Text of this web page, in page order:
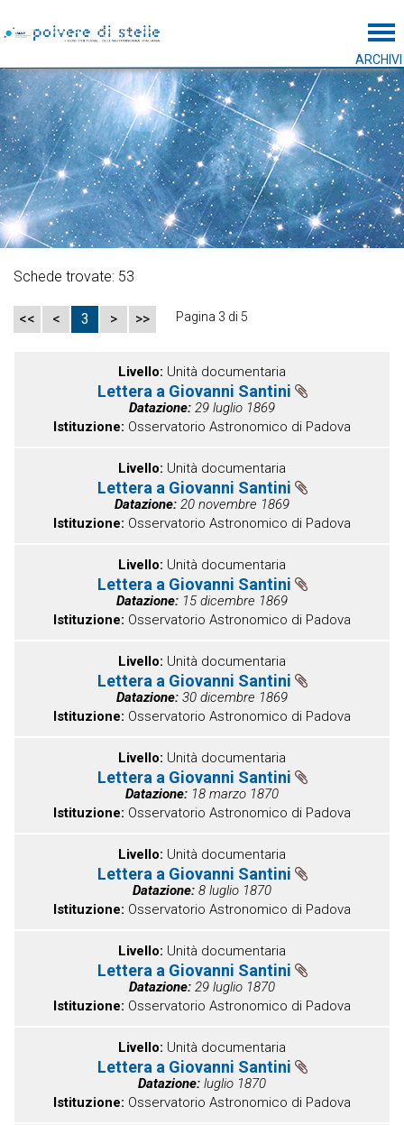
ARCHIVI
Schede trovate: 53
<< < 3 > >> Pagina 3 di 5
Livello Unità documentaria
Lettera a Giovanni Santini
Datazione 29 luglio 1869
Istituzione Osservatorio Astronomico di Padova
Livello Unità documentaria
Lettera a Giovanni Santini
Datazione 20 novembre 1869
Istituzione Osservatorio Astronomico di Padova
Livello Unità documentaria
Lettera a Giovanni Santini
Datazione 15 dicembre 1869
Istituzione Osservatorio Astronomico di Padova
Livello Unità documentaria
Lettera a Giovanni Santini
Datazione 30 dicembre 1869
Istituzione Osservatorio Astronomico di Padova
Livello Unità documentaria
Lettera a Giovanni Santini
Datazione 18 marzo 1870
Istituzione Osservatorio Astronomico di Padova
Livello Unità documentaria
Lettera a Giovanni Santini
Datazione 8 luglio 1870
Istituzione Osservatorio Astronomico di Padova
Livello Unità documentaria
Lettera a Giovanni Santini
Datazione 29 luglio 1870
Istituzione Osservatorio Astronomico di Padova
Livello Unità documentaria
Lettera a Giovanni Santini
Datazione luglio 1870
Istituzione Osservatorio Astronomico di Padova